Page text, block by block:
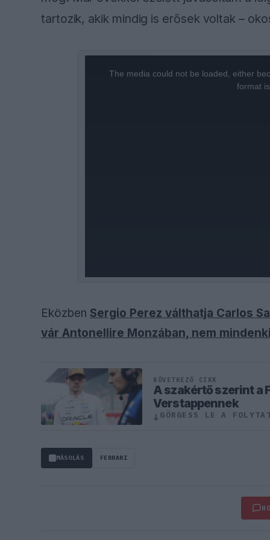
tartozik, akik mindig is erősek voltak –
The media could not be loaded, either
format
Eközben Sergio Perez válthatja Carlos
vár Antonellire Monzában, nem
KÖVETKEZŐ CIKK
A szakértő szerint a
Verstappennek
↓ GÖRGESS LE A
MÁSOLÁS FERRARI